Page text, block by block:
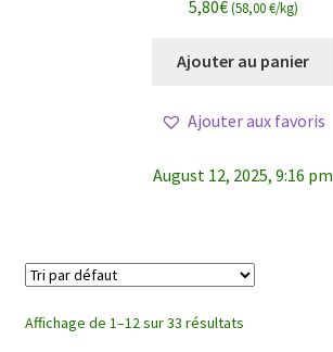
5,80€(58,00 €/kg)
Ajouter au panier
Ajouter aux favoris
August 12, 2025, 9:16 pm
Affichage de 1–12 sur 33 résultats